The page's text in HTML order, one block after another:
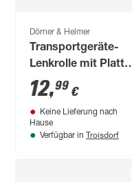
Dörner & Helmer
Transportgeräte-
Lenkrolle mit Platte
80 mm
12,99 €
Keine Lieferung nach
Hause
Verfügbar in Troisdorf